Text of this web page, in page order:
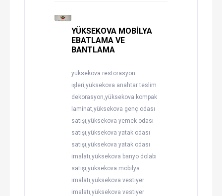
YÜKSEKOVA MOBİLYA
EBATLAMA VE
BANTLAMA
yüksekova restorasyon
işleri,yüksekova anahtar teslim
dekorasyon,yüksekova kompak
laminat,yüksekova genç odası
satışı,yüksekova yemek odası
satışı,yüksekova yatak odası
satışı,yüksekova yatak odası
imalatı,yüksekova banyo dolabı
satışı,yüksekova mobilya
imalatı,yüksekova vestiyer
imalatı,yüksekova vestiyer